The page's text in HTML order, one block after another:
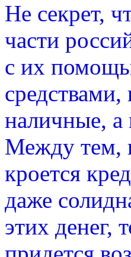
Не секрет,
части
с их
наличные, а
Между тем,
кроется
даже
этих денег,